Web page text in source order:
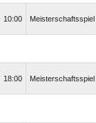
10:00 Meisterschaftsspiel
18:00 Meisterschaftsspiel